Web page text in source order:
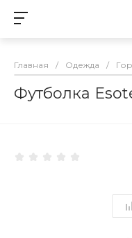
Главная / Одежда /
Футболка